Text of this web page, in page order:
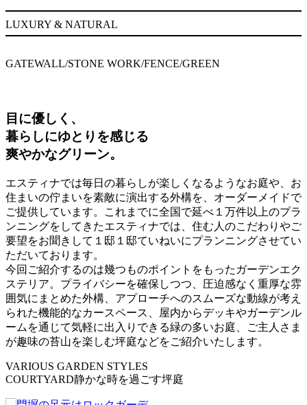
LUXURY & NATURAL
GATEWALL/STONE WORK/FENCE/GREEN
目に優しく、
暮らしにゆとりを感じる
爽やかなグリーン。
エスティナでは毎日の暮らしが楽しくなるようなお庭や、お
住まいの佇まいを素敵に演出する外構を、オーダーメイドで
ご提供しています。これまでに全国で延べ１万件以上のプラ
ンニングをしてきたエスティナでは、住む人のこだわりやご
要望をお聞きして１邸１邸ていねいにプランニングさせてい
ただいております。
今回ご紹介するのは幾つものポイントをもったガーデンエク
ステリア。プライバシーを確保しつつ、圧迫感なく重厚な雰
囲気にまとめた外構、アプローチへのスムーズな動線が考え
られた機能的なカースペース、屋内からデッキやガーデンル
ームを通じて気軽に出入りできる緑の多いお庭、ご主人さま
が趣味の苔山を楽しむ坪庭などをご紹介いたします。
VARIOUS GARDEN STYLES
COURTYARD静かな時を過ごす坪庭